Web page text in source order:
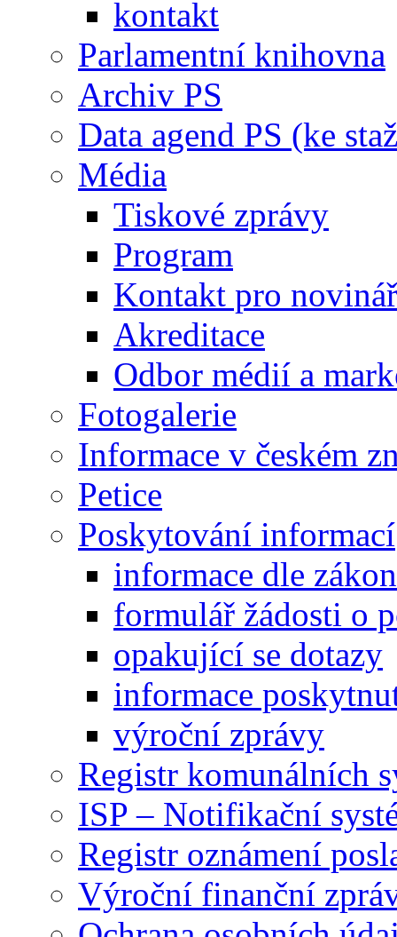
kontakt
Parlamentní knihovna
Archiv PS
Data agend PS (ke
Média
Tiskové zprávy
Program
Kontakt pro
Akreditace
Odbor médií a
Fotogalerie
Informace v českém
Petice
Poskytování informací
informace dle
formulář žádosti o
opakující se dotazy
informace
výroční zprávy
Registr komunálních
ISP – Notifikační
Registr oznámení
Výroční finanční